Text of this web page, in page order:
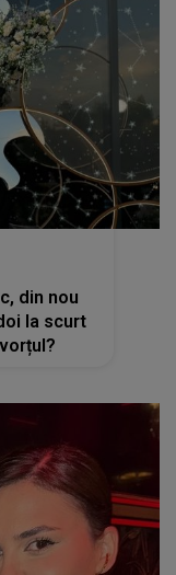
din nou
la scurt